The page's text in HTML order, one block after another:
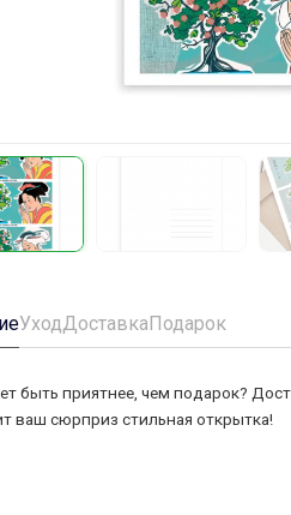
УходДоставкаПодарок
быть приятнее, чем подарок?
ваш сюрприз стильная открытка!